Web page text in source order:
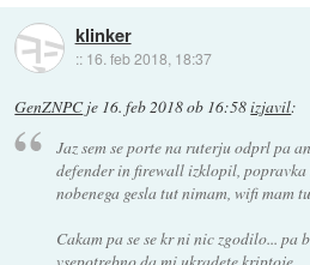
klinker
:: 16. feb 2018, 18:37
GenZNPCje 16. feb 2018 ob 16:58izjavil:
Jaz sem se porte na ruterju odprl pa
defender in firewall izklopil,
nobenega gesla tut nimam, wifi mam
Cakam pa se se kr ni nic zgodilo... pa
vsepotrebno da mi ukradete kriptoje